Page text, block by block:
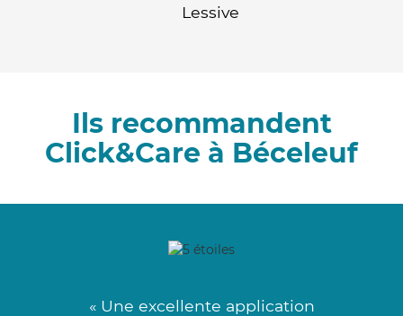
Lessive
Ils recommandent
Click&Care à Béceleuf
« Une excellente application